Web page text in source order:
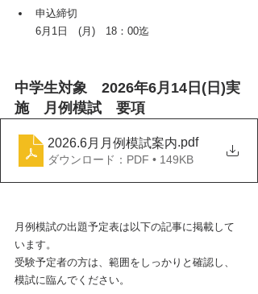
申込締切
6月1日　(月)　18：00迄
中学生対象　2026年6月14日(日)実
施　月例模試　要項
2026.6月月例模試案内.pdf
ダウンロード：PDF • 149KB
月例模試の出題予定表は以下の記事に掲載して
います。
受験予定者の方は、範囲をしっかりと確認し、
模試に臨んでください。